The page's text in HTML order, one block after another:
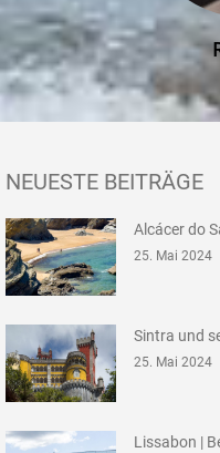
NEUESTE BEITRÄGE
Alcácer do
25. Mai 2024
Sintra und
25. Mai 2024
Lissabon |